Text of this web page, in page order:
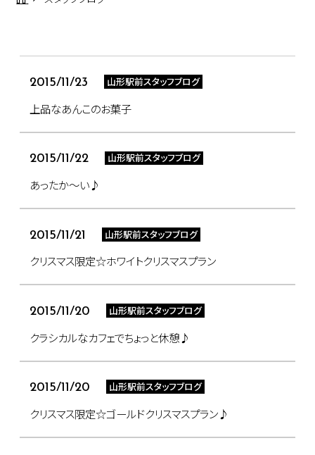
2015/11/23 山形駅前スタッフブログ
上品なあんこのお菓子
2015/11/22 山形駅前スタッフブログ
あったか～い♪
2015/11/21 山形駅前スタッフブログ
クリスマス限定☆ホワイトクリスマスプラン
2015/11/20 山形駅前スタッフブログ
クラシカルなカフェでちょっと休憩♪
2015/11/20 山形駅前スタッフブログ
クリスマス限定☆ゴールドクリスマスプラン♪